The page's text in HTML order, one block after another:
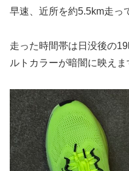
早速、近所を約5.5km走っ
走った時間帯は日没後の
ルトカラーが暗闇に映え